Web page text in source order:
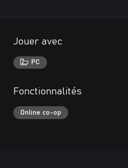
Jouer avec
PC
Fonctionnalités
Online co-op